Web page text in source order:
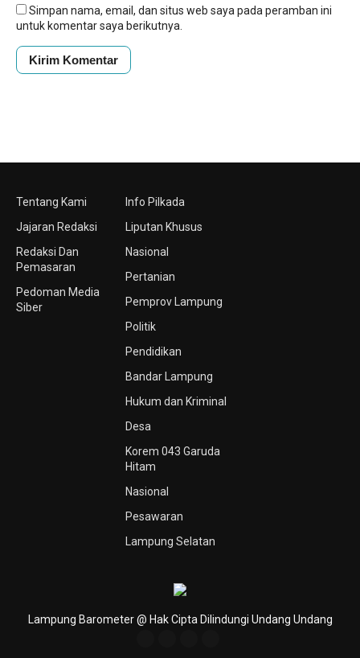
Simpan nama, email, dan situs web saya pada peramban ini
untuk komentar saya berikutnya.
Tentang Kami
Jajaran Redaksi
Redaksi Dan
Pemasaran
Pedoman Media
Siber
Info Pilkada
Liputan Khusus
Nasional
Pertanian
Pemprov Lampung
Politik
Pendidikan
Bandar Lampung
Hukum dan Kriminal
Desa
Korem 043 Garuda
Hitam
Nasional
Pesawaran
Lampung Selatan
Lampung Barometer @ Hak Cipta Dilindungi Undang Undang